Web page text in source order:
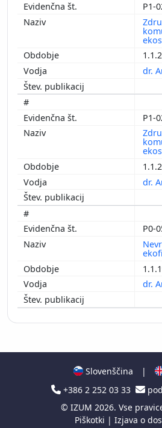
P1-
dr.
P1-
dr.
P0-
dr.
Slovenščina |
+386 2 252 03 33
© IZUM 2026. Vse
Piškotki | Izjava o